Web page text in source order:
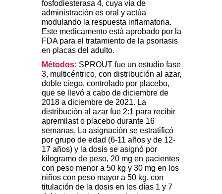
fosfodiesterasa 4, cuya vía de
administración es oral y actúa
modulando la respuesta inflamatoria.
Este medicamento está aprobado por la
FDA para el tratamiento de la psoriasis
en placas del adulto.
Métodos: SPROUT fue un estudio fase
3, multicéntrico, con distribución al azar,
doble ciego, controlado por placebo,
que se llevó a cabo de diciembre de
2018 a diciembre de 2021. La
distribución al azar fue 2:1 para recibir
apremilast o placebo durante 16
semanas. La asignación se estratificó
por grupo de edad (6-11 años y de 12-
17 años) y la dosis se asignó por
kilogramo de peso, 20 mg en pacientes
con peso menor a 50 kg y 30 mg en los
niños con peso mayor a 50 kg, con
titulación de la dosis en los días 1 y 7